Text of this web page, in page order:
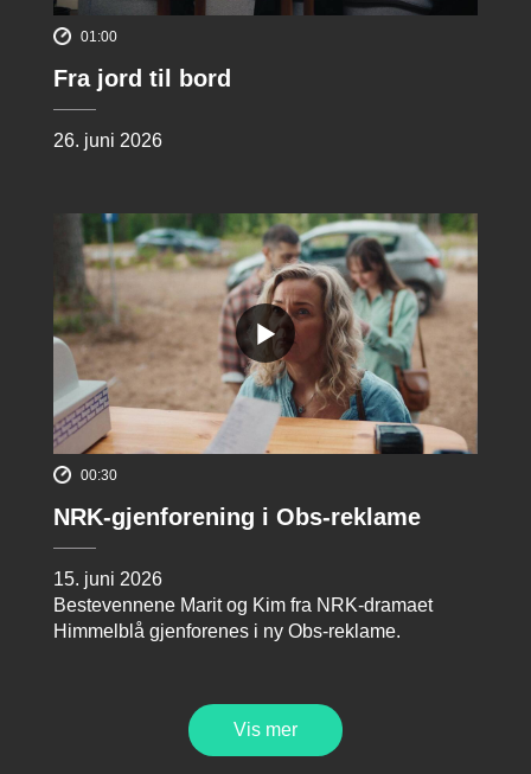
01:00
Fra jord til bord
26. juni 2026
00:30
NRK-gjenforening i Obs-reklame
15. juni 2026
Bestevennene Marit og Kim fra NRK-dramaet
Himmelblå gjenforenes i ny Obs-reklame.
Vis mer